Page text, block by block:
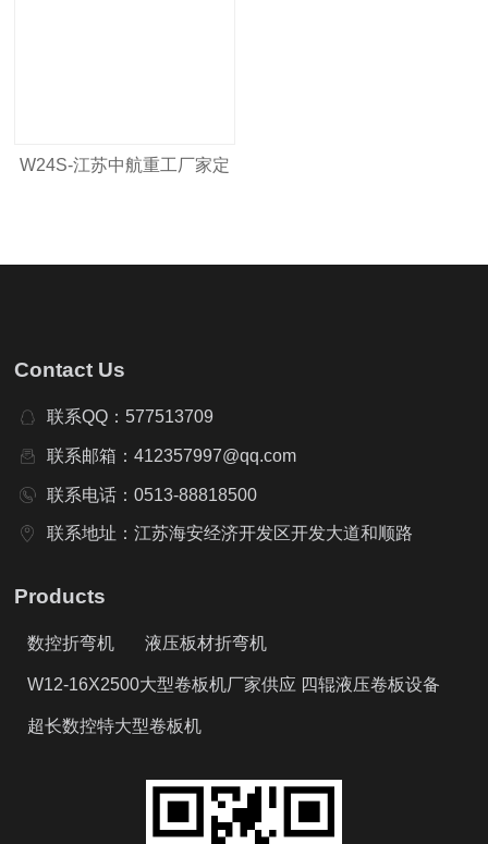
W24S-江苏中航重工厂家定
Contact Us
联系QQ：577513709
联系邮箱：412357997@qq.com
联系电话：0513-88818500
联系地址：江苏海安经济开发区开发大道和顺路
Products
数控折弯机 液压板材折弯机
W12-16X2500大型卷板机厂家供应 四辊液压卷板设备
超长数控特大型卷板机